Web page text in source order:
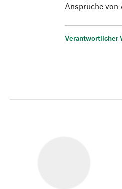
Ansprüche von
Verantwortlicher